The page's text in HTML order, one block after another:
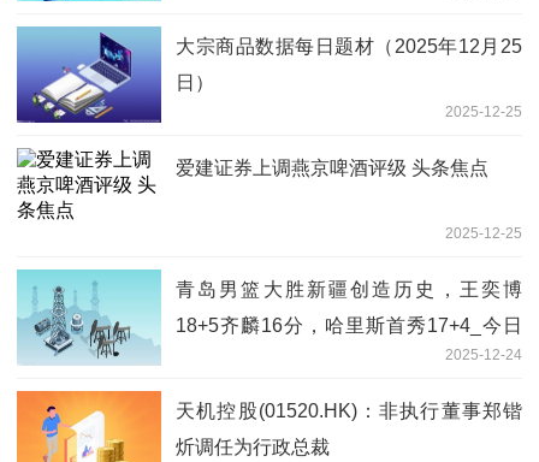
大宗商品数据每日题材（2025年12月25
日）​
2025-12-25
爱建证券上调燕京啤酒评级 头条焦点
2025-12-25
青岛男篮大胜新疆创造历史，王奕博
18+5齐麟16分，哈里斯首秀17+4_今日
2025-12-24
天机控股(01520.HK)：非执行董事郑锴
炘调任为行政总裁